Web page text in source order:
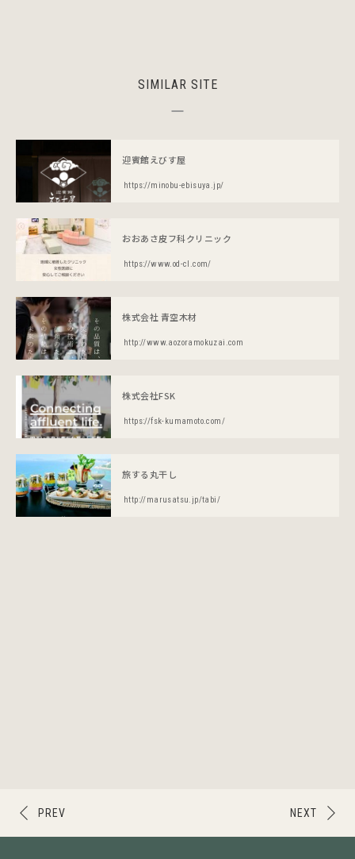
SIMILAR SITE
迎賓館えびす屋
https://minobu-ebisuya.jp/
おおあさ皮フ科クリニック
https://www.od-cl.com/
株式会社 青空木材
http://www.aozoramokuzai.com
株式会社FSK
https://fsk-kumamoto.com/
旅する丸干し
http://marusatsu.jp/tabi/
NEXT
PREV